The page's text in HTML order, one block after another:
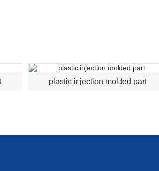
plastic injection molded part